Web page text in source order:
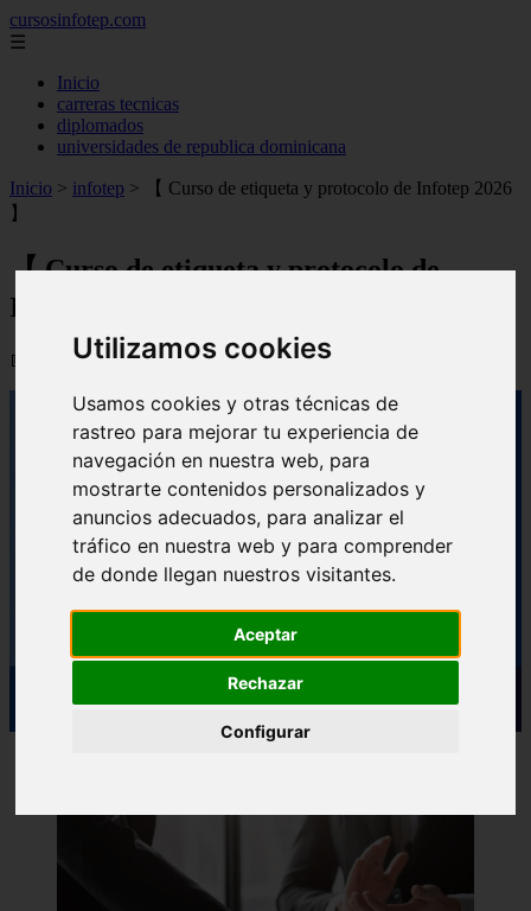
Utilizamos cookies
Usamos cookies y otras técnicas de
rastreo para mejorar tu experiencia de
navegación en nuestra web, para
mostrarte contenidos personalizados y
anuncios adecuados, para analizar el
tráfico en nuestra web y para comprender
de donde llegan nuestros visitantes.
Aceptar
Rechazar
Configurar
cursosinfotep.com
☰
Inicio
carreras tecnicas
diplomados
universidades de republica dominicana
Inicio > infotep > 【 Curso de etiqueta y protocolo de Infotep 2026
】
【 Curso de etiqueta y protocolo de
Infotep 2026 】
📅 10/09/2025